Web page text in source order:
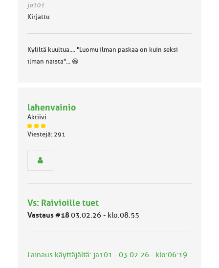
ja101
Kirjattu
Kyliltä kuultua.... "Luomu ilman paskaa on kuin seksi
ilman naista"... 😆
lahenvainio
Aktiivi
J
ä
m
ä
k
Viestejä: 291
Vs: Raivioille tuet
Vastaus #1803.02.26 - klo:08:55
Lainaus käyttäjältä: ja101 - 03.02.26 - klo:06:19